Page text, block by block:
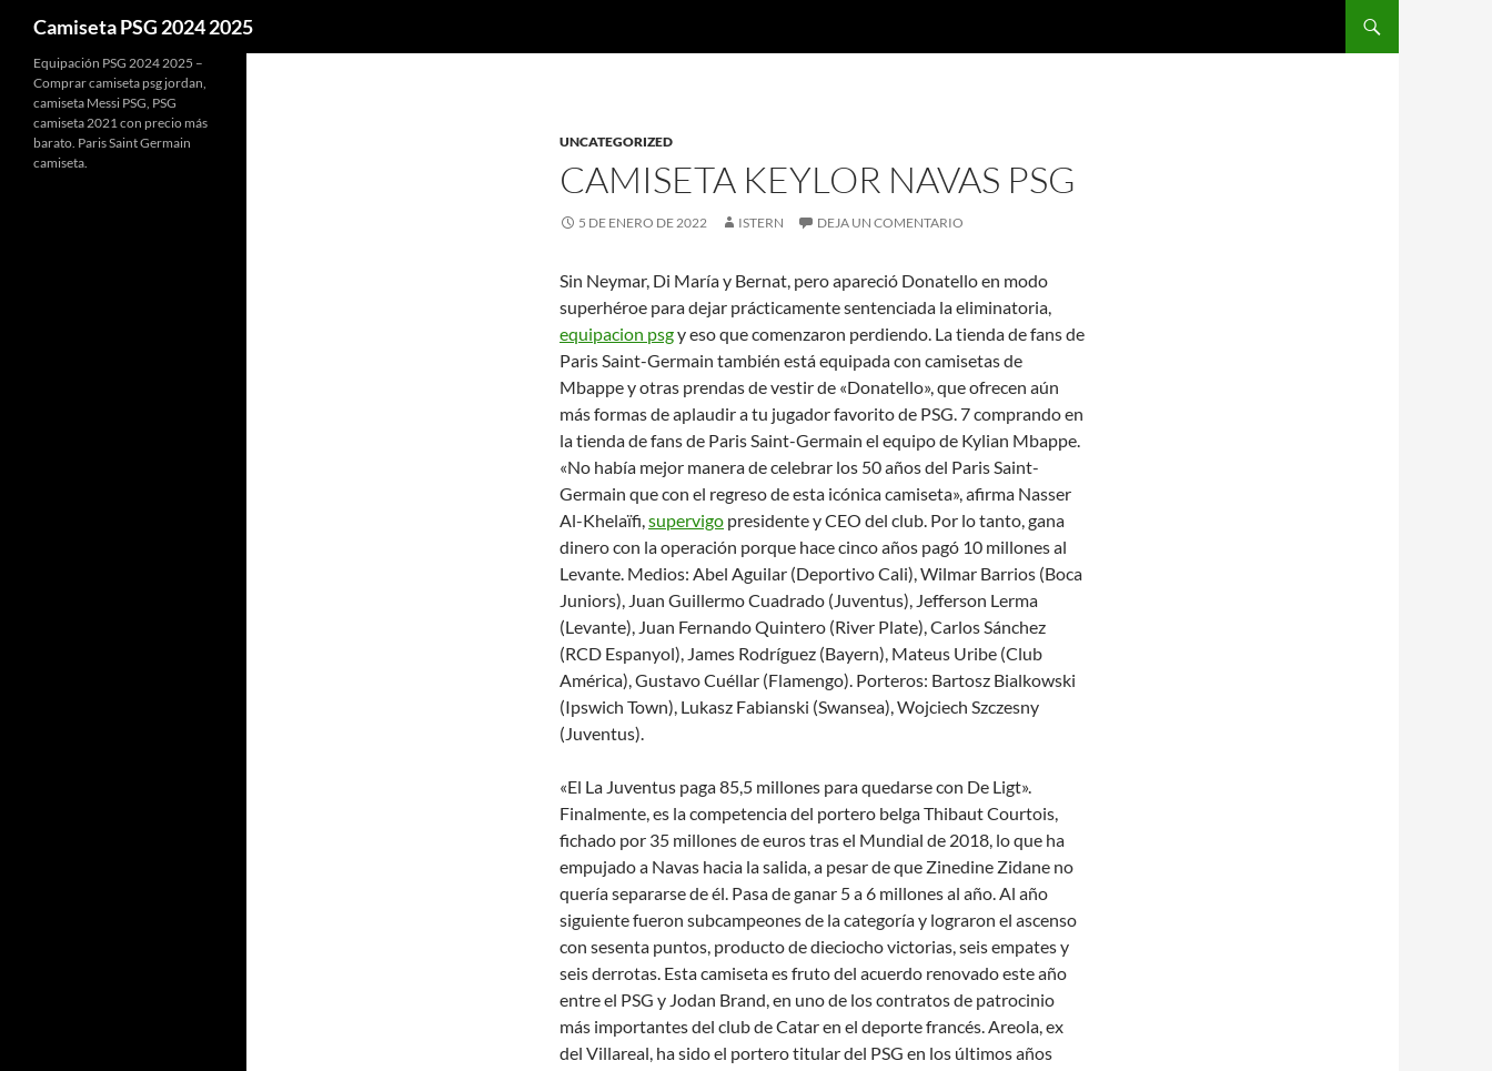
Camiseta PSG 2024 2025
UNCATEGORIZED
CAMISETA KEYLOR NAVAS PSG
5 DE ENERO DE 2022 ISTERN DEJA UN COMENTARIO
Sin Neymar, Di María y Bernat, pero apareció Donatello en modo
superhéroe para dejar prácticamente sentenciada la eliminatoria,
equipacion psgy eso que comenzaron perdiendo. La tienda de fans de
Paris Saint-Germain también está equipada con camisetas de
Mbappe y otras prendas de vestir de «Donatello», que ofrecen aún
más formas de aplaudir a tu jugador favorito de PSG. 7 comprando en
la tienda de fans de Paris Saint-Germain el equipo de Kylian Mbappe.
«No había mejor manera de celebrar los 50 años del Paris Saint-
Germain que con el regreso de esta icónica camiseta», afirma Nasser
Al-Khelaïfi,supervigo presidente y CEO del club. Por lo tanto, gana
dinero con la operación porque hace cinco años pagó 10 millones al
Levante. Medios: Abel Aguilar (Deportivo Cali), Wilmar Barrios (Boca
Juniors), Juan Guillermo Cuadrado (Juventus), Jefferson Lerma
(Levante), Juan Fernando Quintero (River Plate), Carlos Sánchez
(RCD Espanyol), James Rodríguez (Bayern), Mateus Uribe (Club
América), Gustavo Cuéllar (Flamengo). Porteros: Bartosz Bialkowski
(Ipswich Town), Lukasz Fabianski (Swansea), Wojciech Szczesny
(Juventus).
«El La Juventus paga 85,5 millones para quedarse con De Ligt».
Finalmente, es la competencia del portero belga Thibaut Courtois,
fichado por 35 millones de euros tras el Mundial de 2018, lo que ha
empujado a Navas hacia la salida, a pesar de que Zinedine Zidane no
quería separarse de él. Pasa de ganar 5 a 6 millones al año. Al año
siguiente fueron subcampeones de la categoría y lograron el ascenso
con sesenta puntos, producto de dieciocho victorias, seis empates y
seis derrotas. Esta camiseta es fruto del acuerdo renovado este año
entre el PSG y Jodan Brand, en uno de los contratos de patrocinio
más importantes del club de Catar en el deporte francés. Areola, ex
del Villareal, ha sido el portero titular del PSG en los últimos años
Equipación PSG 2024 2025 –
Comprar camiseta psg jordan,
camiseta Messi PSG, PSG
camiseta 2021 con precio más
barato. Paris Saint Germain
camiseta.